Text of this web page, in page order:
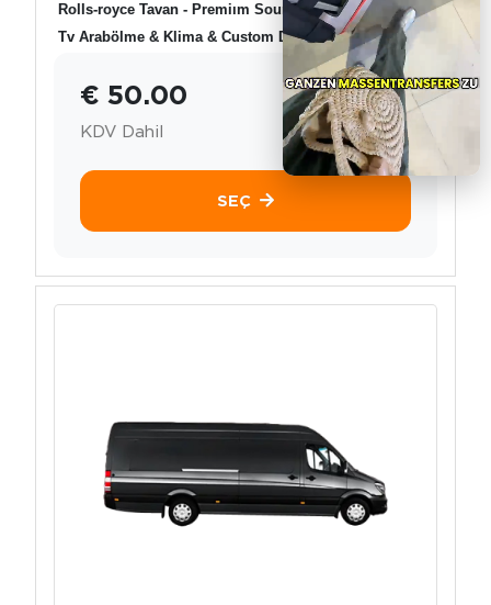
Rolls-royce Tavan - Premiım Sound System
Tv Arabölme & Klima & Custom Desing
€ 50.00
KDV Dahil
SEÇ